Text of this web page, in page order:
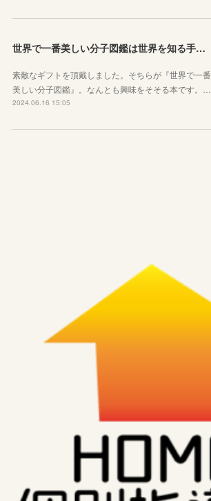
世界で一番美しい分子図鑑は世界を知る手がかり
素敵なギフトを頂戴しました。そちらが『世界で一番
美しい分子図鑑』。なんとも興味をそそる本です。…
2024.06.16 15:05